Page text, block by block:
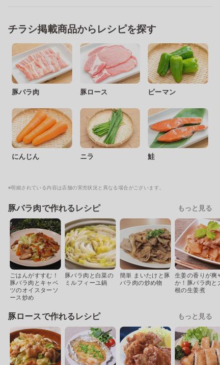
チラシ掲載商品からレシピを探す
豚バラ肉 豚ロース ピーマン
にんじん ニラ 鮭
※明細されている内容は店舗の実売状況と異なる場合がございます。
豚バラ肉で作れるレシピ もっと見る
ごはんがすすむ！
豚バラ肉とキャベ
ツのオイスターソ
ース炒め
豚バラ肉と白菜の
ミルフィーユ鍋
簡単 まいたけと豚
バラ肉の炒め物
生姜の香りが爽
か！豚バラ肉と
根の生姜煮
豚ロースで作れるレシピ もっと見る